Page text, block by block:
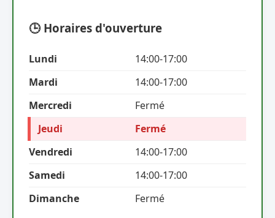
🕒 Horaires d'ouverture
Lundi
14:00-17:00
Mardi
14:00-17:00
Mercredi
Fermé
Jeudi
Fermé
Vendredi
14:00-17:00
Samedi
14:00-17:00
Dimanche
Fermé